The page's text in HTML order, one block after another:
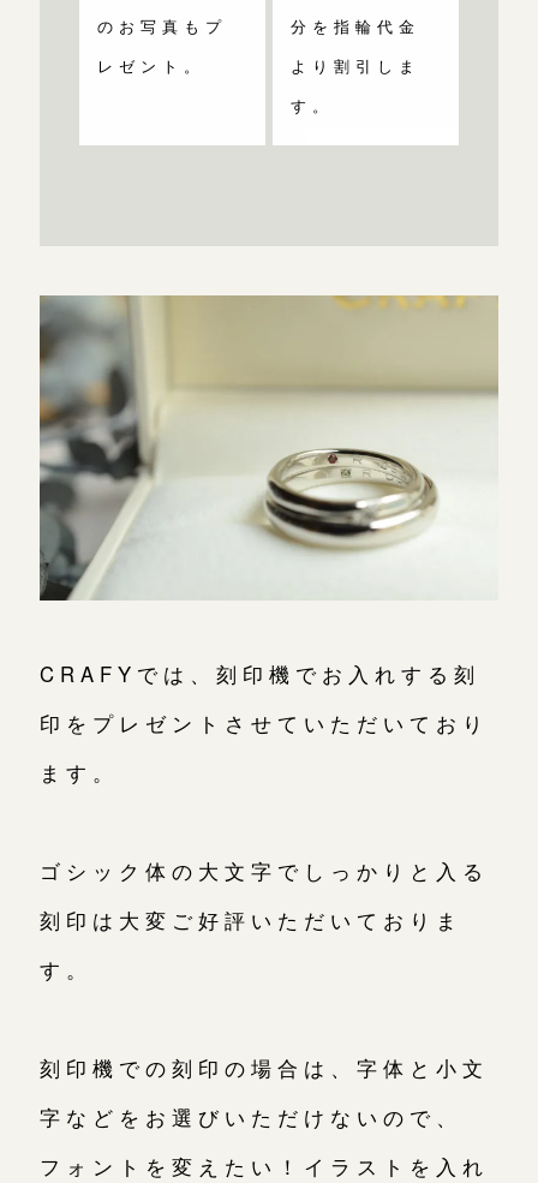
のお写真もプ
レゼント。
分を指輪代金
より割引しま
す。
CRAFYでは、刻印機でお入れする刻
印をプレゼントさせていただいており
ます。
ゴシック体の大文字でしっかりと入る
刻印は大変ご好評いただいておりま
す。
刻印機での刻印の場合は、字体と小文
字などをお選びいただけないので、
フォントを変えたい！イラストを入れ